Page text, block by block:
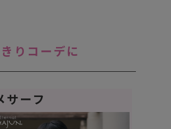
りコーデに
サーフ